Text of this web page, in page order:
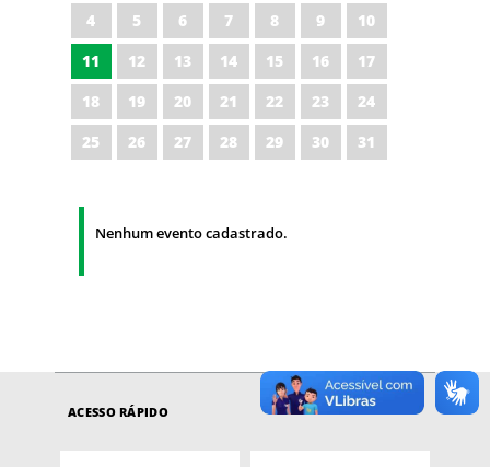
4
5 6 7 8 9
10
11
12 13 14 15 16
17
18
19 20 21 22 23
24
25
26 27 28 29 30 31
Nenhum evento cadastrado.
ACESSO RÁPIDO